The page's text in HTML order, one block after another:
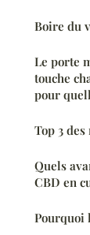
Boire du
Le porte
touche
pour
Top 3
Quels
CBD en
Pourquoi